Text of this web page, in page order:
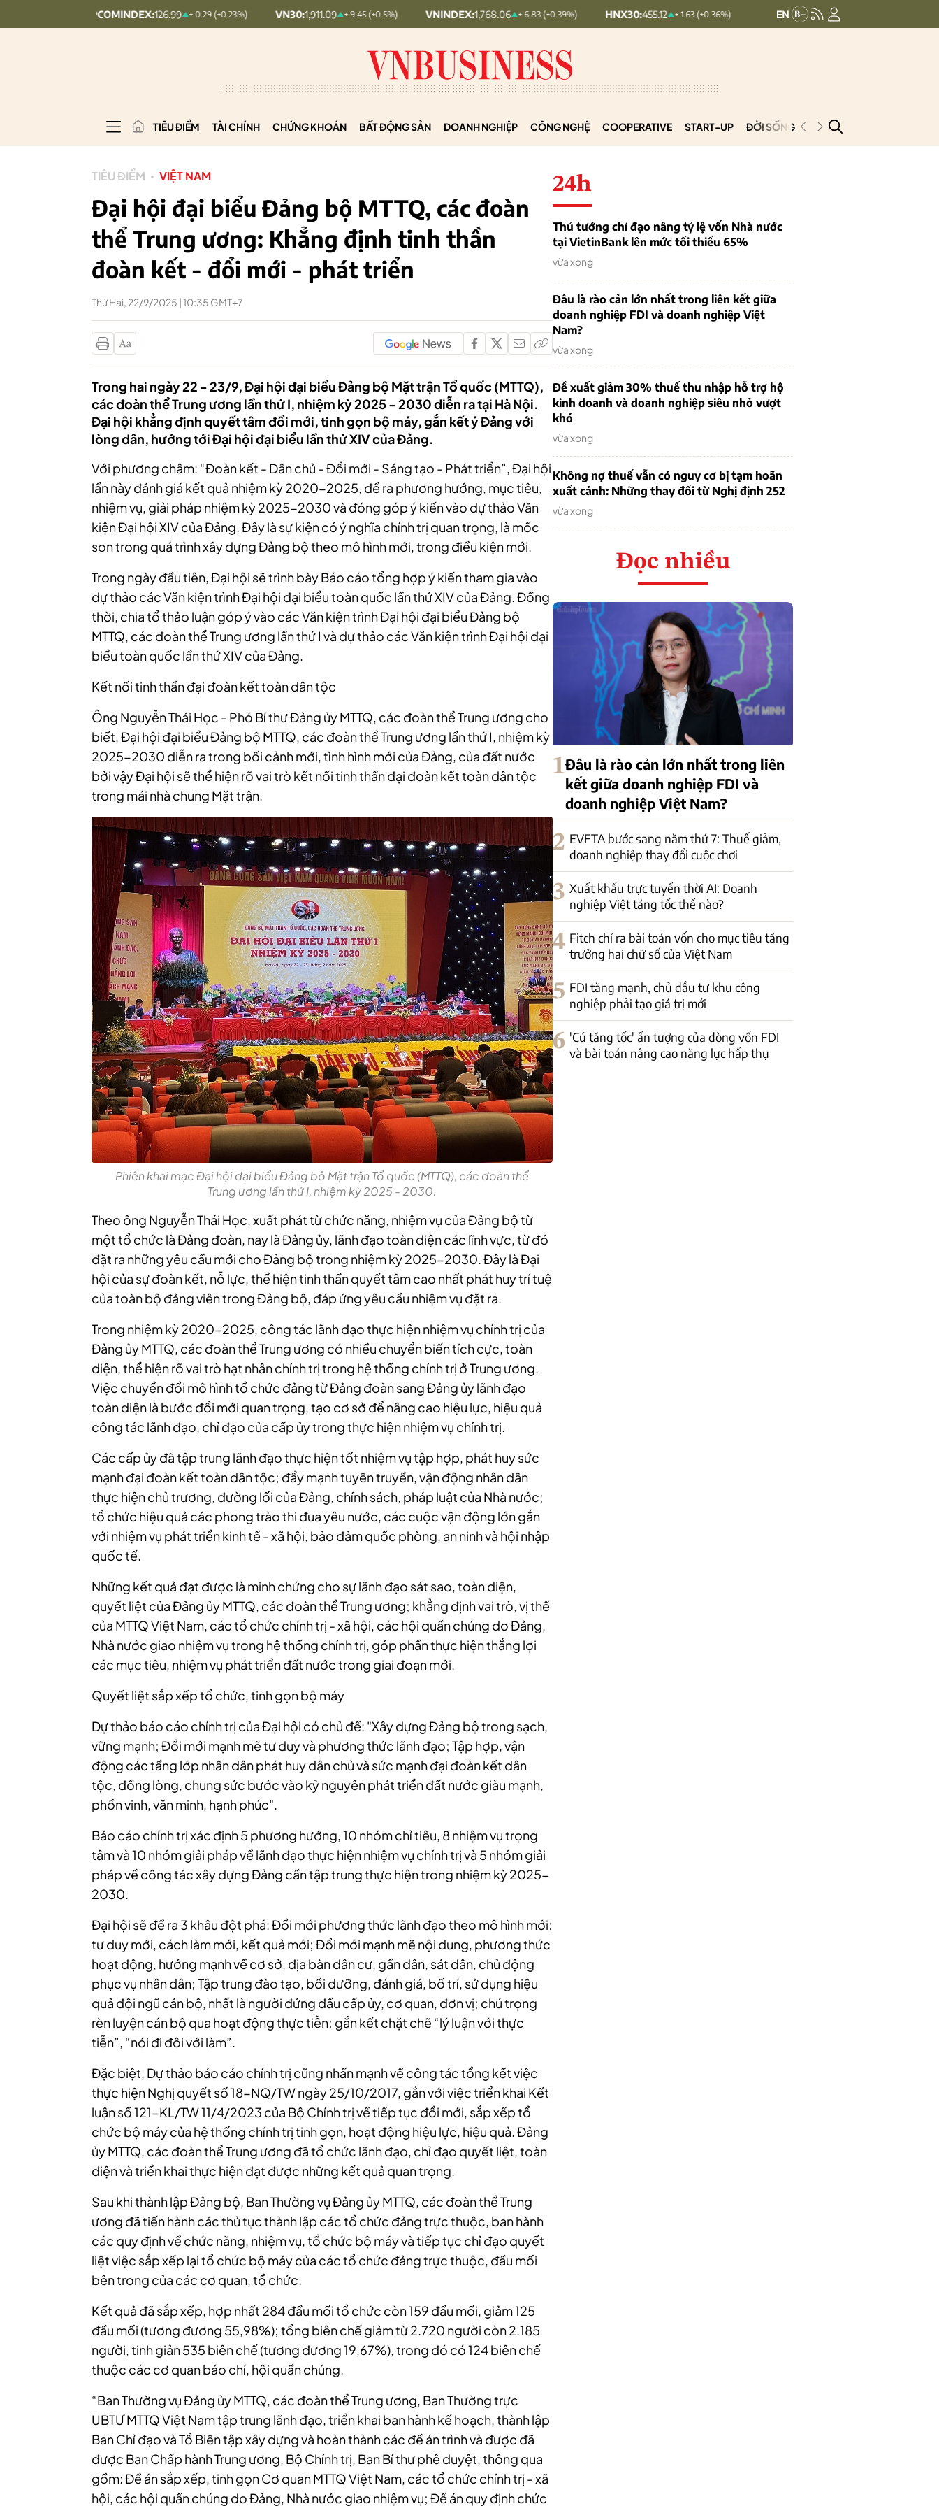
UPCOMINDEX:126.99 + 0.29 (+0.23%) VN30: 1,911.09 + 9.45 (+0.5%) VNINDEX: 1,768.06 + 6.83 (+0.39%) HNX30: 455.12 + 1.63 (+0.36%) HNXINDEX: 293.44 + 0.25 (+0.09%)
TIÊU ĐIỂM TÀI CHÍNH CHỨNG KHOÁN BẤT ĐỘNG SẢN DOANH NGHIỆP CÔNG NGHỆ COOPERATIVE START-UP ĐỜI SỐNG PODCAST
TIÊU ĐIỂM VIỆT NAM
Đại hội đại biểu Đảng bộ MTTQ, các đoàn
thể Trung ương: Khẳng định tinh thần
đoàn kết - đổi mới - phát triển
Thứ Hai, 22/9/2025 | 10:35 GMT+7
Trong hai ngày 22 - 23/9, Đại hội đại biểu Đảng bộ Mặt trận Tổ quốc (MTTQ),
các đoàn thể Trung ương lần thứ I, nhiệm kỳ 2025 - 2030 diễn ra tại Hà Nội.
Đại hội khẳng định quyết tâm đổi mới, tinh gọn bộ máy, gắn kết ý Đảng với
lòng dân, hướng tới Đại hội đại biểu lần thứ XIV của Đảng.
Với phương châm: “Đoàn kết - Dân chủ - Đổi mới - Sáng tạo - Phát triển”, Đại hội
lần này đánh giá kết quả nhiệm kỳ 2020-2025, đề ra phương hướng, mục tiêu,
nhiệm vụ, giải pháp nhiệm kỳ 2025-2030 và đóng góp ý kiến vào dự thảo Văn
kiện Đại hội XIV của Đảng. Đây là sự kiện có ý nghĩa chính trị quan trọng, là mốc
son trong quá trình xây dựng Đảng bộ theo mô hình mới, trong điều kiện mới.
Trong ngày đầu tiên, Đại hội sẽ trình bày Báo cáo tổng hợp ý kiến tham gia vào
dự thảo các Văn kiện trình Đại hội đại biểu toàn quốc lần thứ XIV của Đảng. Đồng
thời, chia tổ thảo luận góp ý vào các Văn kiện trình Đại hội đại biểu Đảng bộ
MTTQ, các đoàn thể Trung ương lần thứ I và dự thảo các Văn kiện trình Đại hội đại
biểu toàn quốc lần thứ XIV của Đảng.
Kết nối tinh thần đại đoàn kết toàn dân tộc
Ông Nguyễn Thái Học - Phó Bí thư Đảng ủy MTTQ, các đoàn thể Trung ương cho
biết, Đại hội đại biểu Đảng bộ MTTQ, các đoàn thể Trung ương lần thứ I, nhiệm kỳ
2025-2030 diễn ra trong bối cảnh mới, tình hình mới của Đảng, của đất nước
bởi vậy Đại hội sẽ thể hiện rõ vai trò kết nối tinh thần đại đoàn kết toàn dân tộc
trong mái nhà chung Mặt trận.
Phiên khai mạc Đại hội đại biểu Đảng bộ Mặt trận Tổ quốc (MTTQ), các đoàn thể
Trung ương lần thứ I, nhiệm kỳ 2025 - 2030.
Theo ông Nguyễn Thái Học, xuất phát từ chức năng, nhiệm vụ của Đảng bộ từ
một tổ chức là Đảng đoàn, nay là Đảng ủy, lãnh đạo toàn diện các lĩnh vực, từ đó
đặt ra những yêu cầu mới cho Đảng bộ trong nhiệm kỳ 2025-2030. Đây là Đại
hội của sự đoàn kết, nỗ lực, thể hiện tinh thần quyết tâm cao nhất phát huy trí tuệ
của toàn bộ đảng viên trong Đảng bộ, đáp ứng yêu cầu nhiệm vụ đặt ra.
Trong nhiệm kỳ 2020-2025, công tác lãnh đạo thực hiện nhiệm vụ chính trị của
Đảng ủy MTTQ, các đoàn thể Trung ương có nhiều chuyển biến tích cực, toàn
diện, thể hiện rõ vai trò hạt nhân chính trị trong hệ thống chính trị ở Trung ương.
Việc chuyển đổi mô hình tổ chức đảng từ Đảng đoàn sang Đảng ủy lãnh đạo
toàn diện là bước đổi mới quan trọng, tạo cơ sở để nâng cao hiệu lực, hiệu quả
công tác lãnh đạo, chỉ đạo của cấp ủy trong thực hiện nhiệm vụ chính trị.
Các cấp ủy đã tập trung lãnh đạo thực hiện tốt nhiệm vụ tập hợp, phát huy sức
mạnh đại đoàn kết toàn dân tộc; đẩy mạnh tuyên truyền, vận động nhân dân
thực hiện chủ trương, đường lối của Đảng, chính sách, pháp luật của Nhà nước;
tổ chức hiệu quả các phong trào thi đua yêu nước, các cuộc vận động lớn gắn
với nhiệm vụ phát triển kinh tế - xã hội, bảo đảm quốc phòng, an ninh và hội nhập
quốc tế.
Những kết quả đạt được là minh chứng cho sự lãnh đạo sát sao, toàn diện,
quyết liệt của Đảng ủy MTTQ, các đoàn thể Trung ương; khẳng định vai trò, vị thế
của MTTQ Việt Nam, các tổ chức chính trị - xã hội, các hội quần chúng do Đảng,
Nhà nước giao nhiệm vụ trong hệ thống chính trị, góp phần thực hiện thắng lợi
các mục tiêu, nhiệm vụ phát triển đất nước trong giai đoạn mới.
Quyết liệt sắp xếp tổ chức, tinh gọn bộ máy
Dự thảo báo cáo chính trị của Đại hội có chủ đề: "Xây dựng Đảng bộ trong sạch,
vững mạnh; Đổi mới mạnh mẽ tư duy và phương thức lãnh đạo; Tập hợp, vận
động các tầng lớp nhân dân phát huy dân chủ và sức mạnh đại đoàn kết dân
tộc, đồng lòng, chung sức bước vào kỷ nguyên phát triển đất nước giàu mạnh,
phồn vinh, văn minh, hạnh phúc".
Báo cáo chính trị xác định 5 phương hướng, 10 nhóm chỉ tiêu, 8 nhiệm vụ trọng
tâm và 10 nhóm giải pháp về lãnh đạo thực hiện nhiệm vụ chính trị và 5 nhóm giải
pháp về công tác xây dựng Đảng cần tập trung thực hiện trong nhiệm kỳ 2025-
2030.
Đại hội sẽ đề ra 3 khâu đột phá: Đổi mới phương thức lãnh đạo theo mô hình mới;
tư duy mới, cách làm mới, kết quả mới; Đổi mới mạnh mẽ nội dung, phương thức
hoạt động, hướng mạnh về cơ sở, địa bàn dân cư, gần dân, sát dân, chủ động
phục vụ nhân dân; Tập trung đào tạo, bồi dưỡng, đánh giá, bố trí, sử dụng hiệu
quả đội ngũ cán bộ, nhất là người đứng đầu cấp ủy, cơ quan, đơn vị; chú trọng
rèn luyện cán bộ qua hoạt động thực tiễn; gắn kết chặt chẽ “lý luận với thực
tiễn”, “nói đi đôi với làm”.
Đặc biệt, Dự thảo báo cáo chính trị cũng nhấn mạnh về công tác tổng kết việc
thực hiện Nghị quyết số 18-NQ/TW ngày 25/10/2017, gắn với việc triển khai Kết
luận số 121-KL/TW 11/4/2023 của Bộ Chính trị về tiếp tục đổi mới, sắp xếp tổ
chức bộ máy của hệ thống chính trị tinh gọn, hoạt động hiệu lực, hiệu quả. Đảng
ủy MTTQ, các đoàn thể Trung ương đã tổ chức lãnh đạo, chỉ đạo quyết liệt, toàn
diện và triển khai thực hiện đạt được những kết quả quan trọng.
Sau khi thành lập Đảng bộ, Ban Thường vụ Đảng ủy MTTQ, các đoàn thể Trung
ương đã tiến hành các thủ tục thành lập các tổ chức đảng trực thuộc, ban hành
các quy định về chức năng, nhiệm vụ, tổ chức bộ máy và tiếp tục chỉ đạo quyết
liệt việc sắp xếp lại tổ chức bộ máy của các tổ chức đảng trực thuộc, đầu mối
bên trong của các cơ quan, tổ chức.
Kết quả đã sắp xếp, hợp nhất 284 đầu mối tổ chức còn 159 đầu mối, giảm 125
đầu mối (tương đương 55,98%); tổng biên chế giảm từ 2.720 người còn 2.185
người, tinh giản 535 biên chế (tương đương 19,67%), trong đó có 124 biên chế
thuộc các cơ quan báo chí, hội quần chúng.
“Ban Thường vụ Đảng ủy MTTQ, các đoàn thể Trung ương, Ban Thường trực
UBTƯ MTTQ Việt Nam tập trung lãnh đạo, triển khai ban hành kế hoạch, thành lập
Ban Chỉ đạo và Tổ Biên tập xây dựng và hoàn thành các đề án trình và được đã
được Ban Chấp hành Trung ương, Bộ Chính trị, Ban Bí thư phê duyệt, thông qua
gồm: Đề án sắp xếp, tinh gọn Cơ quan MTTQ Việt Nam, các tổ chức chính trị - xã
hội, các hội quần chúng do Đảng, Nhà nước giao nhiệm vụ; Đề án quy định chức
24h
Thủ tướng chỉ đạo nâng tỷ lệ vốn Nhà nước
tại VietinBank lên mức tối thiểu 65%
vừa xong
Đâu là rào cản lớn nhất trong liên kết giữa
doanh nghiệp FDI và doanh nghiệp Việt
Nam?
vừa xong
Đề xuất giảm 30% thuế thu nhập hỗ trợ hộ
kinh doanh và doanh nghiệp siêu nhỏ vượt
khó
vừa xong
Không nợ thuế vẫn có nguy cơ bị tạm hoãn
xuất cảnh: Những thay đổi từ Nghị định 252
vừa xong
Đọc nhiều
1Đâu là rào cản lớn nhất trong liên
kết giữa doanh nghiệp FDI và
doanh nghiệp Việt Nam?
2 EVFTA bước sang năm thứ 7: Thuế giảm,
doanh nghiệp thay đổi cuộc chơi
3 Xuất khẩu trực tuyến thời AI: Doanh
nghiệp Việt tăng tốc thế nào?
4 Fitch chỉ ra bài toán vốn cho mục tiêu tăng
trưởng hai chữ số của Việt Nam
5 FDI tăng mạnh, chủ đầu tư khu công
nghiệp phải tạo giá trị mới
6 'Cú tăng tốc' ấn tượng của dòng vốn FDI
và bài toán nâng cao năng lực hấp thụ